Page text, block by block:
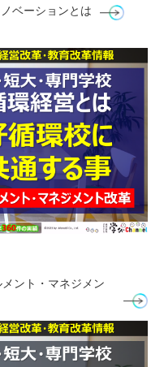
ベーションとは
ント・マネジメン